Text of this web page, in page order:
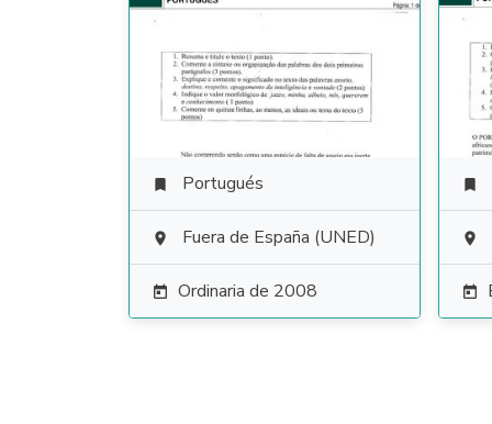
 Portugués
 Fuera de España (UNED)
 Ordinaria de 2008


